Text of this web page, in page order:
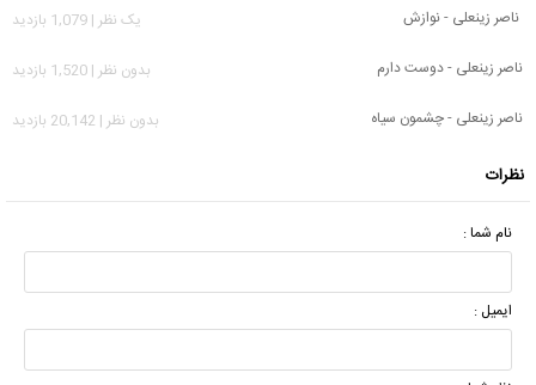
ناصر زینعلی - نوازش
يک نظر | 1,079 بازدید
ناصر زینعلی - دوست دارم
بدون نظر | 1,520 بازدید
ناصر زینعلی - چشمون سیاه
بدون نظر | 20,142 بازدید
نظرات
نام شما :
ایمیل :